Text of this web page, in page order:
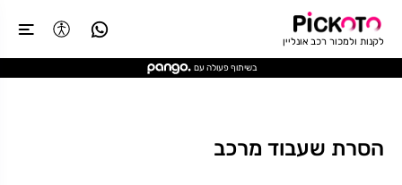
לקנות ולמכור רכב אונליין
בשיתוף פעולה עם
הסרת שעבוד מרכב